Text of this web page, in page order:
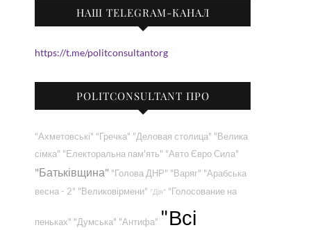
НАШ TELEGRAM-КАНАЛ
https://t.me/politconsultantorg
POLITCONSULTANT ПРО
"Ахметовські" "Гречка" "Деловая столица" "Велика
сімка" "Електоральна пам'ять" "Авто Євро Сила"
"Батьківщина" "Голова ДНР" "Варяг" "Арабська
весна - 2" "Великовірмени" "Дія" "Голосование на
пеньках" "Думська" "Антифа" "Всі